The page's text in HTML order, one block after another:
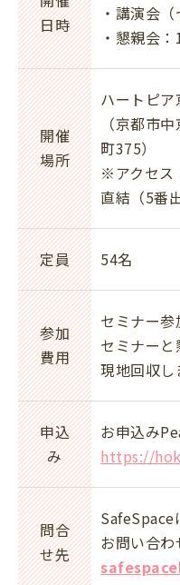
日時
・講演会
・懇親会
開催
場所
ハートピ
（京都市
町375）
※アクセス
直結（5番
定員 54名
参加
費用
セミナー
セミナー
現地回収
申込
み
お申込み
https://
問合
せ先
SafeSpace
お問い合